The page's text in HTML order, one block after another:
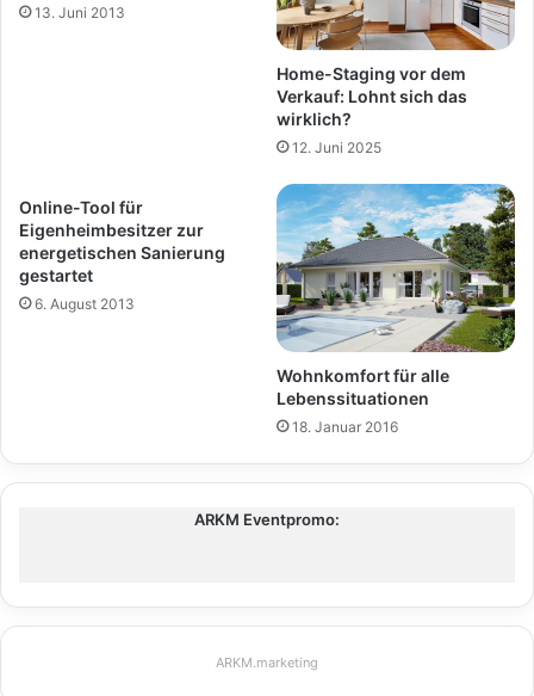
13. Juni 2013
Home-Staging vor dem
Verkauf: Lohnt sich das
wirklich?
12. Juni 2025
Online-Tool für
Eigenheimbesitzer zur
energetischen Sanierung
gestartet
6. August 2013
Wohnkomfort für alle
Lebenssituationen
18. Januar 2016
ARKM Eventpromo:
ARKM.marketing